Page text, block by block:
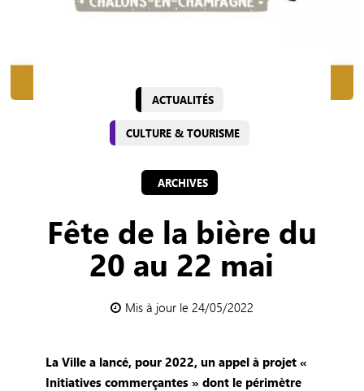
ACTUALITÉS
CULTURE & TOURISME
ARCHIVES
Fête de la bière du
20 au 22 mai
Mis à jour le 24/05/2022
La Ville a lancé, pour 2022, un appel à projet «
Initiatives commerçantes » dont le périmètre